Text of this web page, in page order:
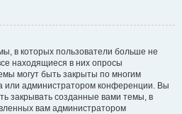
в которых пользователи больше не
находящиеся в них опросы
могут быть закрыты по многим
администратором конференции. Вы
закрывать созданные вами темы, в
вам администратором